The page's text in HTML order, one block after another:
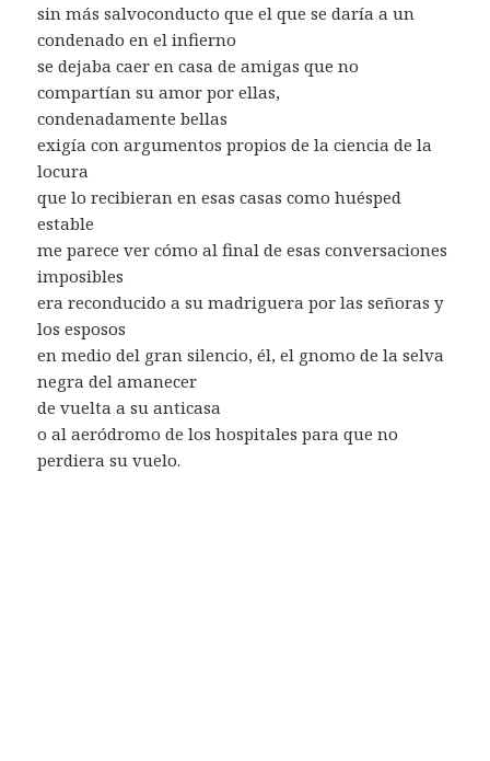
sin más salvoconducto que el que se daría a un
condenado en el infierno
se dejaba caer en casa de amigas que no
compartían su amor por ellas,
condenadamente bellas
exigía con argumentos propios de la ciencia de la
locura
que lo recibieran en esas casas como huésped
estable
me parece ver cómo al final de esas conversaciones
imposibles
era reconducido a su madriguera por las señoras y
los esposos
en medio del gran silencio, él, el gnomo de la selva
negra del amanecer
de vuelta a su anticasa
o al aeródromo de los hospitales para que no
perdiera su vuelo.